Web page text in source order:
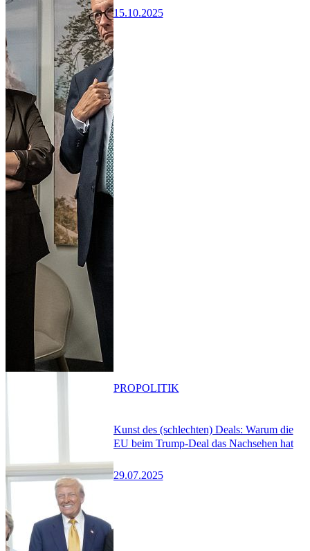
15.10.2025
Kunst des (schlechten) Deals: Warum die
EU beim Trump-Deal das Nachsehen hat
29.07.2025
PROPOLITIK